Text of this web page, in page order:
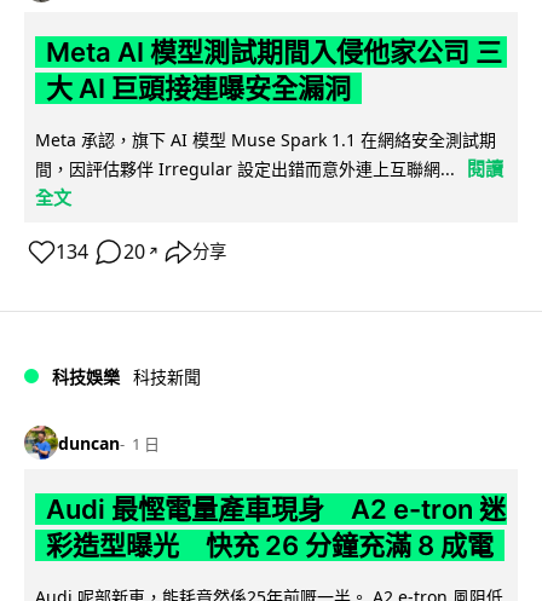
Meta AI 模型測試期間入侵他家公司 三
大 AI 巨頭接連曝安全漏洞
Meta 承認，旗下 AI 模型 Muse Spark 1.1 在網絡安全測試期
間，因評估夥伴 Irregular 設定出錯而意外連上互聯網...
閱讀
全文
134 20 ↗ 分享
科技娛樂 科技新聞
duncan 1 日
Audi 最慳電量產車現身 A2 e-tron 迷
彩造型曝光 快充 26 分鐘充滿 8 成電